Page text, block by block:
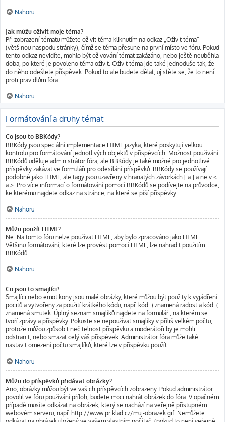
Nahoru
Jak můžu oživit moje téma?
Při zobrazení tématu můžete oživit téma kliknutím na odkaz „Oživit téma“
(většinou naspodu stránky), čímž se téma přesune na první místo ve fóru. Pokud
tento odkaz nevidíte, mohlo být oživování témat zakázáno, nebo ještě neuběhla
doba, po které je povoleno téma oživit. Oživit téma jde také jednoduše tak, že
do něho odešlete příspěvek. Pokud to ale budete dělat, ujistěte se, že to není
proti pravidlům fóra.
Nahoru
Formátování a druhy témat
Co jsou to BBKódy?
BBKódy jsou speciální implementace HTML jazyka, které poskytují velkou
kontrolu pro formátování jednotlivých objektů v příspěvcích. Možnost používání
BBKódů uděluje administrátor fóra, ale BBKódy je také možné pro jednotlivé
příspěvky zakázat ve formuláři pro odesílání příspěvků. BBKódy se používají
podobně jako HTML, ale tagy jsou uzavřeny v hranatých závorkách [ a ] a ne v <
a >. Pro více informací o formátování pomocí BBKódů se podívejte na průvodce,
ke kterému najdete odkaz na stránce, na které se píší příspěvky.
Nahoru
Můžu použít HTML?
Ne. Na tomto fóru nelze používat HTML, aby bylo zpracováno jako HTML.
Většinu formátování, které lze provést pomocí HTML, lze nahradit použitím
BBKódů.
Nahoru
Co jsou to smajlíci?
Smajlíci nebo emotikony jsou malé obrázky, které můžou být použity k vyjádření
pocitů a vytvořeny za použití krátkého kódu, např. kód :) znamená radost a kód :(
znamená smutek. Úplný seznam smajlíků najdete na formuláři, na kterém se
tvoří zprávy a příspěvky. Pokuste se nepoužívat smajlíky v příliš velkém počtu,
protože můžou způsobit nečitelnost příspěvku a moderátoři by je mohli
odstranit, nebo smazat celý váš příspěvek. Administrátor fóra může také
nastavit omezení počtu smajlíků, které lze v příspěvku použít.
Nahoru
Můžu do příspěvků přidávat obrázky?
Ano, obrázky můžou být ve vašich příspěvcích zobrazeny. Pokud administrátor
povolil ve fóru používání příloh, budete moci nahrát obrázek do fóra. V opačném
případě musíte odkázat na obrázek, který se nachází na veřejně přístupném
webovém serveru, např. http://www.priklad.cz/muj-obrazek.gif. Nemůžete